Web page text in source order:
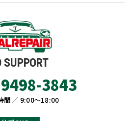
SUPPORT
3843
間 ／ 9:00〜18:00